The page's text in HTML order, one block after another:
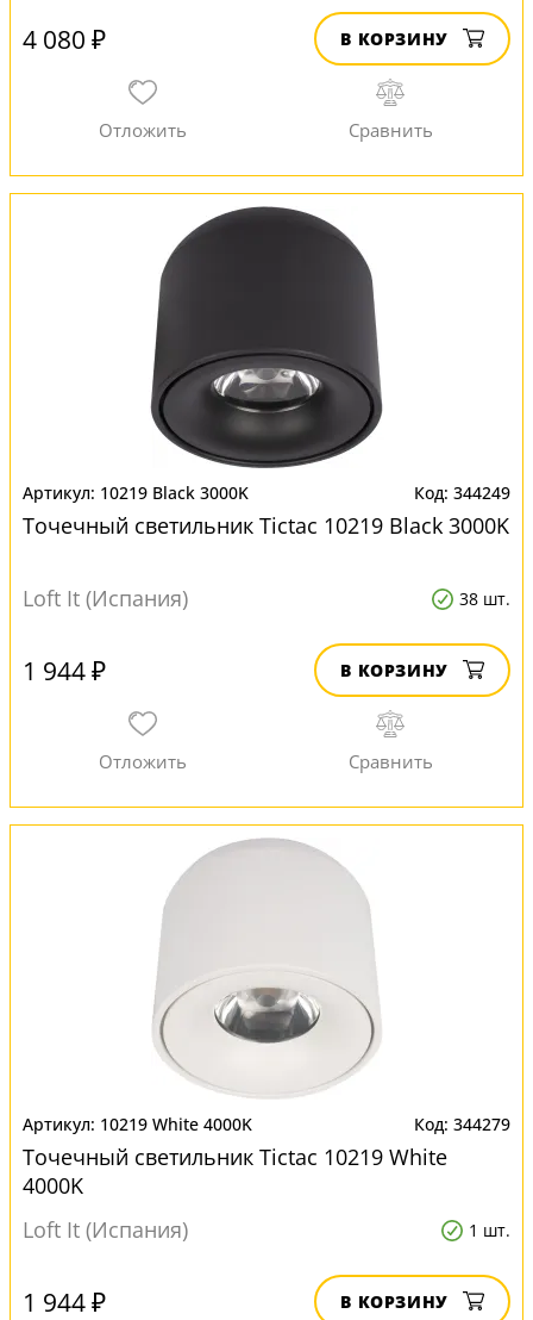
4 080 ₽ В КОРЗИНУ
10219 Black 3000K 344249
Точечный светильник Tictac 10219 Black 3000K
Loft It (Испания) 38 шт.
1 944 ₽ В КОРЗИНУ
10219 White 4000K 344279
Точечный светильник Tictac 10219 White
4000K
Loft It (Испания)
1 шт.
1 944 ₽ В КОРЗИНУ